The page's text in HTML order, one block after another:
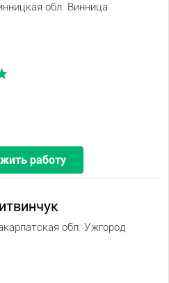
обл. Винница
работу
обл. Ужгород